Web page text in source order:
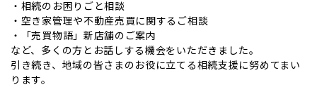
・相続のお困りごと相談
・空き家管理や不動産売買に関するご相談
・「売買物語」新店舗のご案内
など、多くの方とお話しする機会をいただきました。
引き続き、地域の皆さまのお役に立てる相続支援に努めてまい
ります。